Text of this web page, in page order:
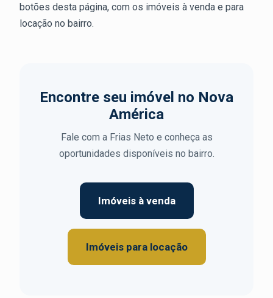
botões desta página, com os imóveis à venda e para
locação no bairro.
Encontre seu imóvel no Nova
América
Fale com a Frias Neto e conheça as
oportunidades disponíveis no bairro.
Imóveis à venda
Imóveis para locação